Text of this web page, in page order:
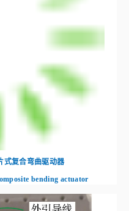
式复合弯曲驱动器
bending actuator